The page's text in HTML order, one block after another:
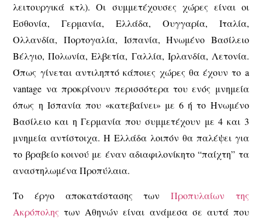
λειτουργικά κτλ). Οι συμμετέχουσες χώρες είναι οι
Εσθονία, Γερμανία, Ελλάδα, Ουγγαρία, Ιταλία,
Ολλανδία, Πορτογαλία, Ισπανία, Ηνωμένο Βασίλειο
Βέλγιο, Πολωνία, Ελβετία, Γαλλία, Ιρλανδία, Λετονία.
Όπως γίνεται αντιληπτό κάποιες χώρες θα έχουν το a
vantage να προκρίνουν περισσότερα του ενός μνημεία
όπως η Ισπανία που «κατεβαίνει» με 6 ή το Ηνωμένο
Βασίλειο και η Γερμανία που συμμετέχουν με 4 και 3
μνημεία αντίστοιχα. Η Ελλάδα λοιπόν θα παλέψει για
το βραβείο κοινού με έναν αδιαφιλονίκητο “παίχτη” τα
αναστηλωμένα Προπύλαια.
Το έργο αποκατάστασης των Προπυλαίων της
Ακρόπολης των Αθηνών είναι ανάμεσα σε αυτά που